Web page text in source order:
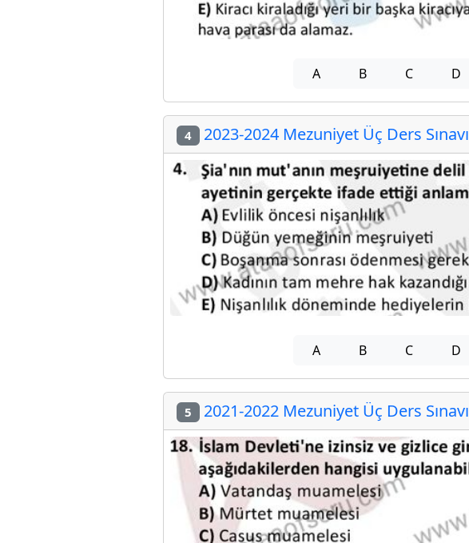
A B C D
4 2023-2024 Mezuniyet Üç Ders Sınavı
A B C D
5 2021-2022 Mezuniyet Üç Ders Sınavı